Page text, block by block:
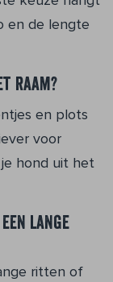
en de lengte
raam?
en plots
voor
hond uit het
lange
ritten of